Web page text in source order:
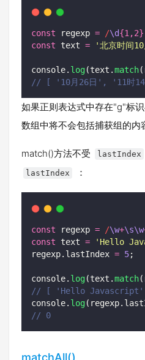
const regexp = /\d{1,2}
const text = '北京时间
console. log(text.match
// [ '10月26日', '11时
如果正则表达式中存在"g"标
数组中将不会包括捕获组的内
match()方法不受 lastIndex
lastIndex ：
const regexp = /\w+\s\w
const text = ' Hello
regexp.lastIndex = 5;
console. log(text.match
// [ 'Hello
console. log
// 0
matchAll()